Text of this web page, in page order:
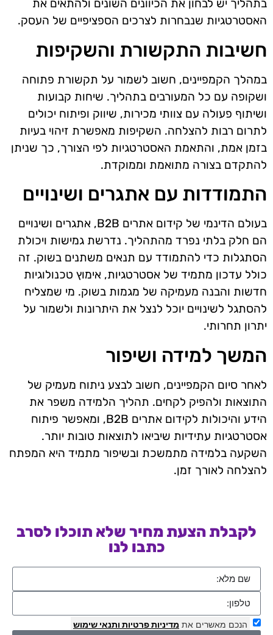
בתהליך יש לבחון את הכיוונים השונים ולהתאים את
האסטרטגיות שנבחרות לצרכים הספציפיים של העסק.
חשיבות התקשורת והשקיפות
במהלך הקמפיינים, חשוב לשמור על תקשורת פתוחה
ושקופה עם כל המעורבים בתהליך. שיחות קבועות
ושיתוף פעולה עם צוותי מכירות, שיווק ופיתוח יכולים
לתרום רבות להצלחה. השקיפות מאפשרת זיהוי בעיות
בזמן אמת, והתאמת האסטרטגיות לפי הצורך, כך שניתן
להתקדם בצורה מתואמת וממוקדת.
התמודדות עם אתגרים ושינויים
בעולם הדינמי של קידום אתרים B2B, אתגרים ושינויים
הם חלק בלתי נפרד מהתהליך. נדרשת גמישות ויכולת
הסתגלות כדי להתמודד עם תנאים משתנים בשוק. זה
כולל עדכון מתמיד של אסטרטגיות, אימוץ טכנולוגיות
חדשות והבנה מעמיקה של מגמות בשוק. מי שמצליח
להסתגל לשינויים יוכל לנצל את היתרונות ולשמור על
יתרון תחרותי.
המשך למידה ושיפור
לאחר סיום הקמפיינים, חשוב לבצע ניתוח מעמיק של
התוצאות ולהפיק לקחים. תהליך הלמידה משפר את
הידע והיכולות לקידום אתרים B2B, ומאפשר פיתוח
אסטרטגיות עתידיות שיביאו לתוצאות טובות יותר.
השקעה בלמידה מתמשכת ובשיפור מתמיד היא המפתח
להצלחה לאורך זמן.
לקבלת הצעת מחיר שלא תוכלו לסרב
כתבו לנו
הנכם מאשרים את מדיניות פרטיות ותנאי שימוש